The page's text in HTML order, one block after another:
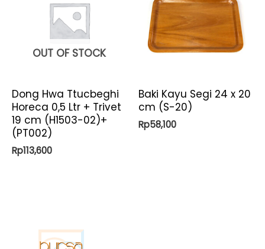
OUT OF STOCK
Dong Hwa Ttucbeghi
Horeca 0,5 Ltr + Trivet
19 cm (H1503-02)+
(PT002)
Rp113,600
Baki Kayu Segi 24 x 20
cm (S-20)
Rp58,100